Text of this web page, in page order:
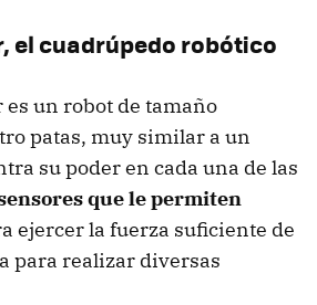
el cuadrúpedo robótico
un robot de tamaño
patas, muy similar a un
su poder en cada una de las
que le permiten
ejercer la fuerza suficiente de
para realizar diversas